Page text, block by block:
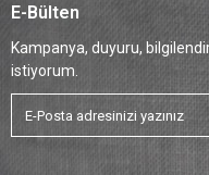
E-Bülten
Kampanya, duyuru,
istiyorum.